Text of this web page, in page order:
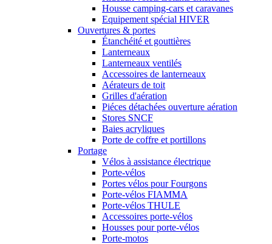
Housse camping-cars et caravanes
Equipement spécial HIVER
Ouvertures & portes
Étanchéité et gouttières
Lanterneaux
Lanterneaux ventilés
Accessoires de lanterneaux
Aérateurs de toit
Grilles d'aération
Piéces détachées ouverture aération
Stores SNCF
Baies acryliques
Porte de coffre et portillons
Portage
Vélos à assistance électrique
Porte-vélos
Portes vélos pour Fourgons
Porte-vélos FIAMMA
Porte-vélos THULE
Accessoires porte-vélos
Housses pour porte-vélos
Porte-motos